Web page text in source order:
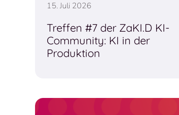
15. Juli 2026
Treffen #7 der ZaKI.D KI-
Community: KI in der
Produktion